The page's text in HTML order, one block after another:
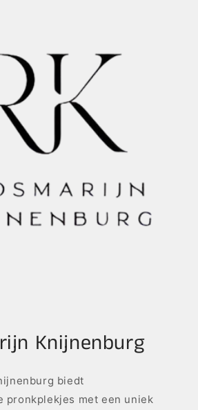
Knijnenburg
biedt
pronkplekjes met een uniek